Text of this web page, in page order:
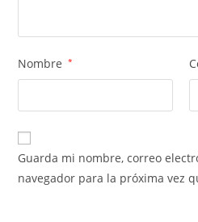
Nombre *
Guarda mi nombre, correo
navegador para la próxima vez